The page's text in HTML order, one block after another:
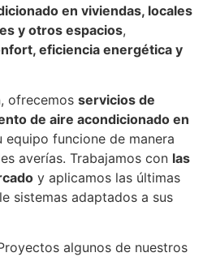
en viviendas, locales
y otros espacios,
eficiencia energética y
ofrecemos servicios de
de aire acondicionado en
equipo funcione de manera
averías. Trabajamos con las
y aplicamos las últimas
sistemas adaptados a sus
algunos de nuestros